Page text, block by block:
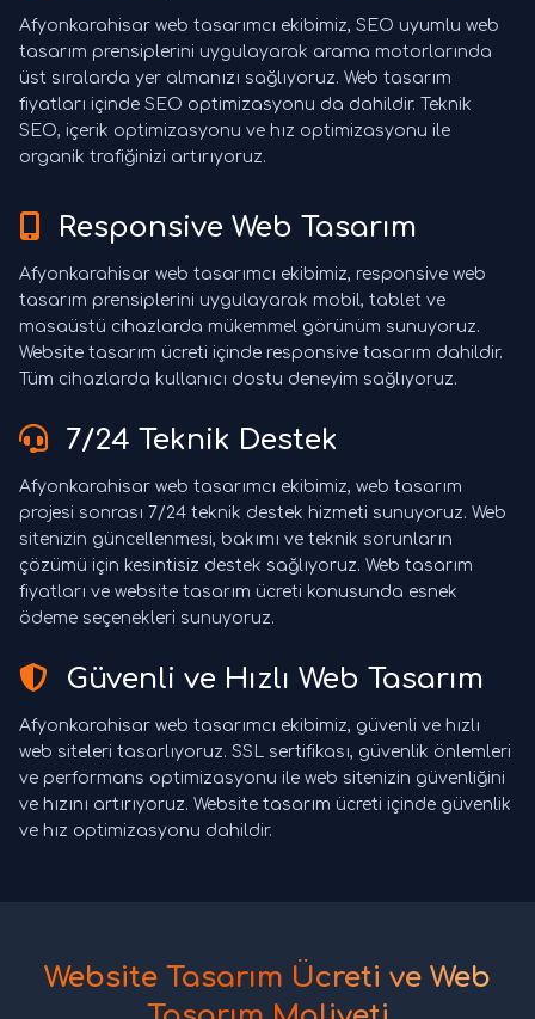
Afyonkarahisar web tasarımcı ekibimiz, SEO uyumlu web
tasarım prensiplerini uygulayarak arama motorlarında
üst sıralarda yer almanızı sağlıyoruz. Web tasarım
fiyatları içinde SEO optimizasyonu da dahildir. Teknik
SEO, içerik optimizasyonu ve hız optimizasyonu ile
organik trafiğinizi artırıyoruz.
Responsive Web Tasarım
Afyonkarahisar web tasarımcı ekibimiz, responsive web
tasarım prensiplerini uygulayarak mobil, tablet ve
masaüstü cihazlarda mükemmel görünüm sunuyoruz.
Website tasarım ücreti içinde responsive tasarım dahildir.
Tüm cihazlarda kullanıcı dostu deneyim sağlıyoruz.
7/24 Teknik Destek
Afyonkarahisar web tasarımcı ekibimiz, web tasarım
projesi sonrası 7/24 teknik destek hizmeti sunuyoruz. Web
sitenizin güncellenmesi, bakımı ve teknik sorunların
çözümü için kesintisiz destek sağlıyoruz. Web tasarım
fiyatları ve website tasarım ücreti konusunda esnek
ödeme seçenekleri sunuyoruz.
Güvenli ve Hızlı Web Tasarım
Afyonkarahisar web tasarımcı ekibimiz, güvenli ve hızlı
web siteleri tasarlıyoruz. SSL sertifikası, güvenlik önlemleri
ve performans optimizasyonu ile web sitenizin güvenliğini
ve hızını artırıyoruz. Website tasarım ücreti içinde güvenlik
ve hız optimizasyonu dahildir.
Website Tasarım Ücreti ve Web